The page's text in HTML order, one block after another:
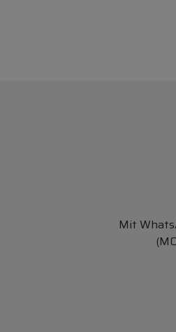
Mit